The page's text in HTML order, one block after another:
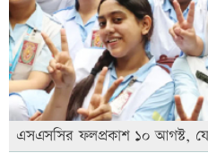
এসএসসির ফলপ্রকাশ ১০ আগস্ট,